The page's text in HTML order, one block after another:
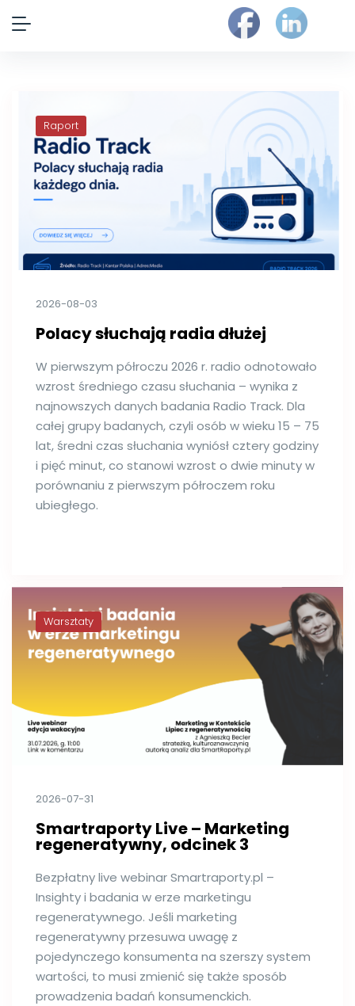
Raport
2026-08-03
Polacy słuchają radia dłużej
W pierwszym półroczu 2026 r. radio odnotowało
wzrost średniego czasu słuchania – wynika z
najnowszych danych badania Radio Track. Dla
całej grupy badanych, czyli osób w wieku 15 – 75
lat, średni czas słuchania wyniósł cztery godziny
i pięć minut, co stanowi wzrost o dwie minuty w
porównaniu z pierwszym półroczem roku
ubiegłego.
Warsztaty
2026-07-31
Smartraporty Live – Marketing
regeneratywny, odcinek 3
Bezpłatny live webinar Smartraporty.pl –
Insighty i badania w erze marketingu
regeneratywnego. Jeśli marketing
regeneratywny przesuwa uwagę z
pojedynczego konsumenta na szerszy system
wartości, to musi zmienić się także sposób
prowadzenia badań konsumenckich.